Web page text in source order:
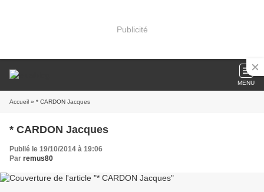
Publicité
MENU
Accueil » * CARDON Jacques
* CARDON Jacques
Publié le 19/10/2014 à 19:06
Par remus80